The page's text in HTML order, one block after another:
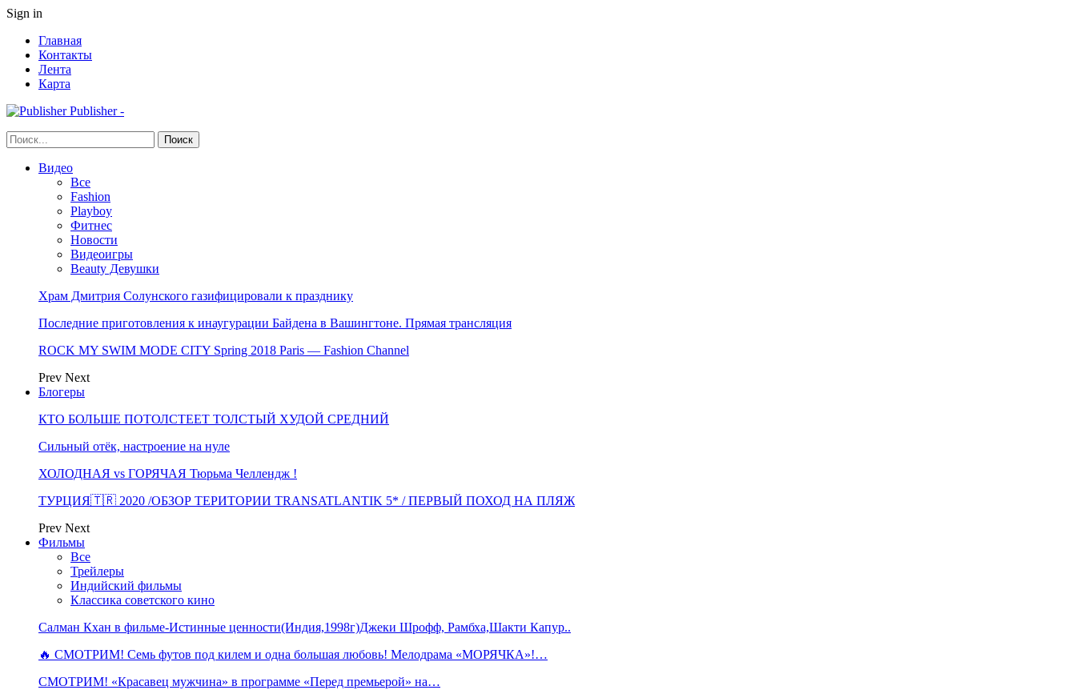
Sign in
Главная
Контакты
Лента
Карта
Publisher -
Видео
Все
Fashion
Playboy
Фитнес
Новости
Видеоигры
Beauty Девушки
Храм Дмитрия Солунского газифицировали к празднику
Последние приготовления к инаугурации Байдена в Вашингтоне. Прямая трансляция
ROCK MY SWIM MODE CITY Spring 2018 Paris — Fashion Channel
Prev Next
Блогеры
КТО БОЛЬШЕ ПОТОЛСТЕЕТ ТОЛСТЫЙ ХУДОЙ СРЕДНИЙ
Сильный отёк, настроение на нуле
ХОЛОДНАЯ vs ГОРЯЧАЯ Тюрьма Челлендж !
ТУРЦИЯ🇹🇷 2020 /ОБЗОР ТЕРИТОРИИ TRANSATLANTIK 5* / ПЕРВЫЙ ПОХОД НА ПЛЯЖ
Prev Next
Фильмы
Все
Трейлеры
Индийский фильмы
Классика советского кино
Салман Кхан в фильме-Истинные ценности(Индия,1998г)Джеки Шрофф, Рамбха,Шакти Капур..
🔥 СМОТРИМ! Семь футов под килем и одна большая любовь! Мелодрама «МОРЯЧКА»!…
СМОТРИМ! «Красавец мужчина» в программе «Перед премьерой» на…